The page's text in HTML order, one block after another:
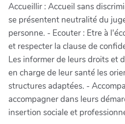
Accueillir : Accueil sans
se présentent neutralité du
personne. - Ecouter : Etre à
et respecter la clause de
Les informer de leurs droits et
en charge de leur santé les
structures adaptées. -
accompagner dans leurs
insertion sociale et